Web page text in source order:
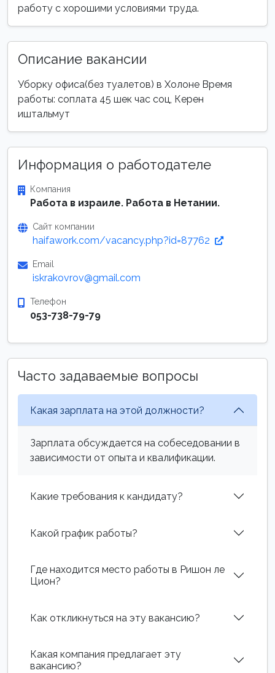
работу с хорошими условиями труда.
Описание вакансии
Уборку офиса(без туалетов) в Холоне Время
работы: соплата 45 шек час соц, Керен
иштальмут
Информация о работодателе
Компания
Работа в израиле. Работа в Нетании.
Сайт компании
haifawork.com/vacancy.php?id=87762
Email
iskrakovrov@gmail.com
Телефон
053-738-79-79
Часто задаваемые вопросы
Какая зарплата на этой должности?
Зарплата обсуждается на собеседовании в
зависимости от опыта и квалификации.
Какие требования к кандидату?
Какой график работы?
Где находится место работы в Ришон ле
Цион?
Как откликнуться на эту вакансию?
Какая компания предлагает эту
вакансию?